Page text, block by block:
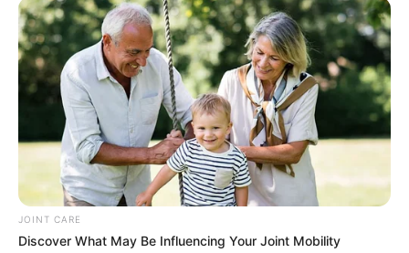
Remember Hensel Twins? Grab Tissues Before You
See Them Now
JOINT CARE
Discover What May Be Influencing Your Joint Mobility